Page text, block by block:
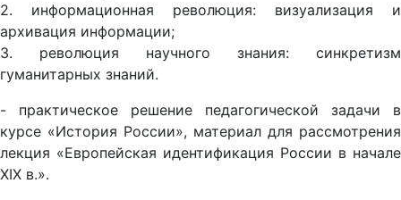
2. информационная революция: визуализация и
архивация информации;
3. революция научного знания: синкретизм
гуманитарных знаний.
- практическое решение педагогической задачи в
курсе «История России», материал для рассмотрения
лекция «Европейская идентификация России в начале
XIX в.».